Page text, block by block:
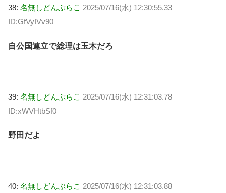
38: 名無しどんぶらこ 2025/07/16(水) 12:30:55.33
ID:GfVyIVv90
自公国連立で総理は玉木だろ
39: 名無しどんぶらこ 2025/07/16(水) 12:31:03.78
ID:xWVHtbSf0
野田だよ
40: 名無しどんぶらこ 2025/07/16(水) 12:31:03.88